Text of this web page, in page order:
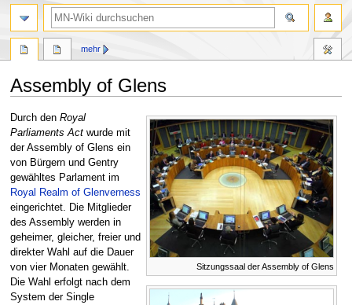
Assembly of Glens
Zur
Navigation
springen
Zur
Suche
springen
Sitzungssaal der Assembly of Glens
Durch den Royal
Parliaments Actwurde mit
der Assembly of Glens ein
von Bürgern und Gentry
gewähltes Parlament im
Royal Realm of Glenverness
eingerichtet. Die Mitglieder
des Assembly werden in
geheimer, gleicher, freier und
direkter Wahl auf die Dauer
von vier Monaten gewählt.
Die Wahl erfolgt nach dem
System der Single
mehr
Suche